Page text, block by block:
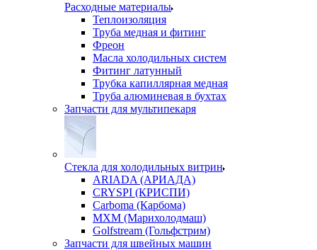
Расходные материалы
Теплоизоляция
Труба медная и фитинг
Фреон
Масла холодильных систем
Фитинг латунный
Трубка капиллярная медная
Труба алюминевая в бухтах
Запчасти для мультипекаря
Стекла для холодильных витрин
ARIADA (АРИАДА)
CRYSPI (КРИСПИ)
Carboma (Карбома)
MXM (Марихолодмаш)
Golfstream (Гольфстрим)
Запчасти для швейных машин